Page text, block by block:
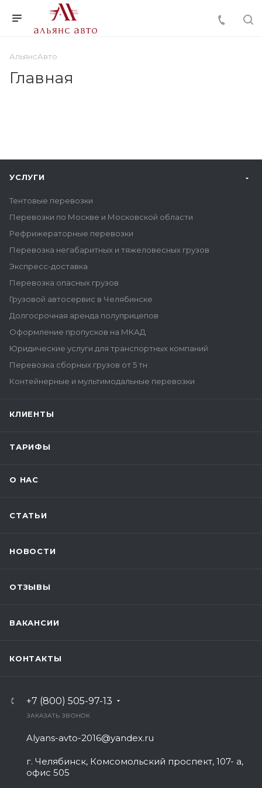
АльянсАвто
Главная
УСЛУГИ
Тентовые перевозки
Перевозки по Москве и Московской области
Рефрижераторные перевозки
Перевозка негабаритных и тяжеловесных грузов
Экспресс-доставка
Перевозка опасных грузов
Грузовой автосервис в Челябинске
Долгосрочная аренда полуприцепов
Оформление пропусков на МКАД
Юридические услуги для транспортных компаний
Перевозка сборных грузов от 5 тн
Контейнерные и мультимодальные перевозки
КЛИЕНТЫ
ТАРИФЫ
О НАС
СТАТЬИ
НОВОСТИ
ОТЗЫВЫ
ВАКАНСИИ
КОНТАКТЫ
+7 (800) 505-97-13
ЗАКАЗАТЬ ЗВОНОК
Alyans-avto-2016@yandex.ru
г. Челябинск, Комсомольский проспект, 107- а,
офис 505